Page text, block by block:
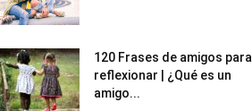
120 Frases de amigos para
reflexionar | ¿Qué es un
amigo...